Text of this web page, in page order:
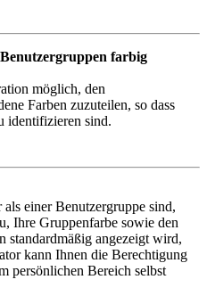
farbig
möglich, den
Farben zuzuteilen, so dass
identifizieren sind.
einer Benutzergruppe sind,
Ihre Gruppenfarbe sowie den
standardmäßig angezeigt wird,
kann Ihnen die Berechtigung
persönlichen Bereich selbst